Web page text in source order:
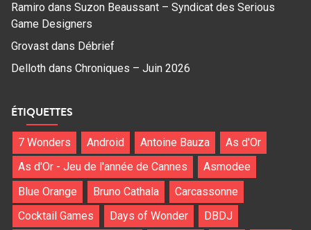
Ramiro dans Suzon Beaussant – Syndicat des Serious
Game Designers
Grovast dans Débrief
Delloth dans Chroniques – Juin 2026
ÉTIQUETTES
7 Wonders Android Antoine Bauza
As d'Or
As d'Or - Jeu de l'année de Cannes
Asmodee
Blue Orange
Bruno Cathala
Carcassonne
Cocktail Games
Days of Wonder
DBDJ